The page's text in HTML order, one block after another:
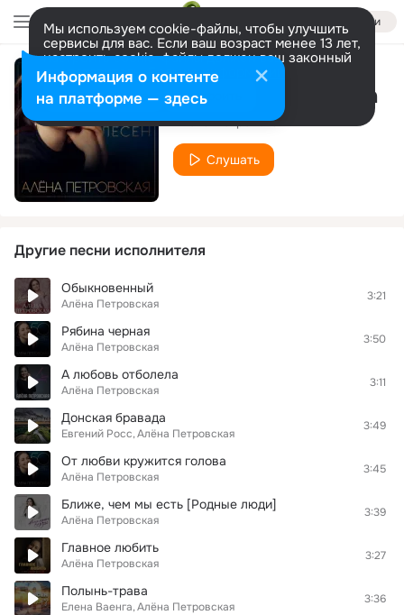
Войти
Мы используем cookie-файлы, чтобы улучшить
сервисы для вас. Если ваш возраст менее 13 лет,
настроить cookie-файлы должен ваш законный
представитель. Больше информации
Разрешить все Настроить
А любовь отболела
Алёна Петровская
Слушать
Другие песни исполнителя
Обыкновенный
Алёна Петровская
3:21
Рябина черная
Алёна Петровская
3:50
А любовь отболела
Алёна Петровская
3:11
Донская бравада
Евгений Росс Алёна Петровская
3:49
От любви кружится голова
Алёна Петровская
3:45
Ближе, чем мы есть [Родные люди]
Алёна Петровская
3:39
Главное любить
Алёна Петровская
3:27
Полынь-трава
Елена Ваенга Алёна Петровская
3:36
Информация о контенте
на платформе — здесь